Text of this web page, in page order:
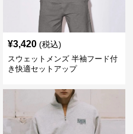
¥3,420 (税込)
スウェットメンズ 半袖フード付
き快適セットアップ